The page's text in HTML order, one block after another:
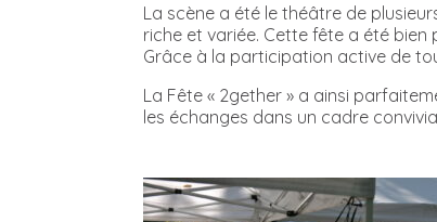
La scène a été le théâtre de
riche et variée. Cette fête a été bien
Grâce à la participation active de
La Fête « 2gether » a ainsi
les échanges dans un cadre